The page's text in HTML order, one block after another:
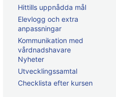
Hittills uppnådda mål
Elevlogg och extra
anpassningar
Kommunikation med
vårdnadshavare
Nyheter
Utvecklingssamtal
Checklista efter kursen